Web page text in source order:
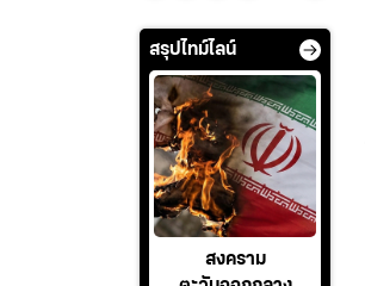
สรุปไทม์ไลน์
สงคราม